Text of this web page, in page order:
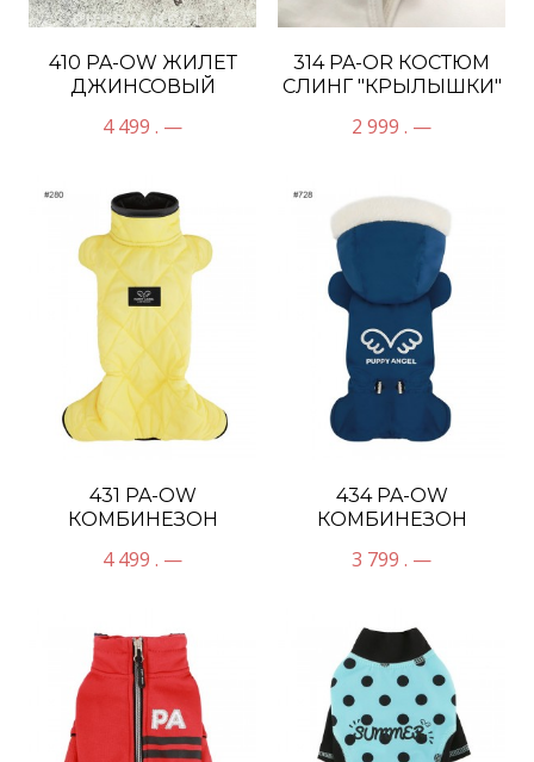
410 PA-OW ЖИЛЕТ
ДЖИНСОВЫЙ
4 499 . —
314 PA-OR КОСТЮМ
СЛИНГ "КРЫЛЫШКИ"
2 999 . —
431 PA-OW
КОМБИНЕЗОН
ПОДКЛАДКА,
4 499 . —
434 PA-OW
КОМБИНЕЗОН
УНИСЕКС
3 799 . —